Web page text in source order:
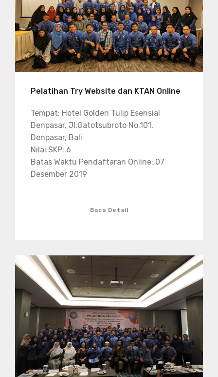
Pelatihan Try Website dan KTAN Online
Tempat: Hotel Golden Tulip Esensial
Denpasar, Jl.Gatotsubroto No.101,
Denpasar, Bali
Nilai SKP: 6
Batas Waktu Pendaftaran Online: 07
Desember 2019
Baca Detail